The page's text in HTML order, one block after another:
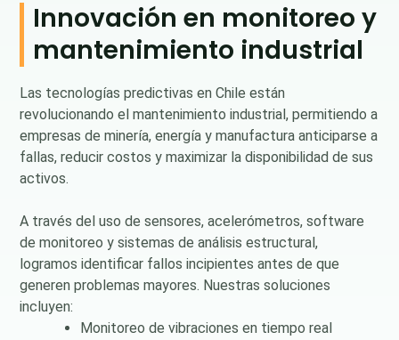
Innovación en monitoreo y
mantenimiento industrial
Las tecnologías predictivas en Chile están
revolucionando el mantenimiento industrial, permitiendo a
empresas de minería, energía y manufactura anticiparse a
fallas, reducir costos y maximizar la disponibilidad de sus
activos.
A través del uso de sensores, acelerómetros, software
de monitoreo y sistemas de análisis estructural,
logramos identificar fallos incipientes antes de que
generen problemas mayores. Nuestras soluciones
incluyen:
Monitoreo de vibraciones en tiempo real